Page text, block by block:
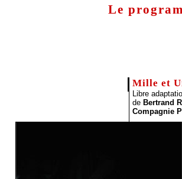
Le
Mille et
Libre
de Bertrand
Compagnie